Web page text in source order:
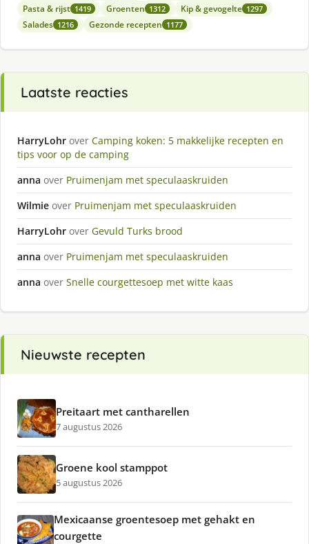
Pasta & rijst 1419 Groenten 1312 Kip & gevogelte 1297
Salades 1216 Gezonde recepten 1177
Laatste reacties
HarryLohr over Camping koken: 5 makkelijke recepten en
tips voor op de camping
anna over Pruimenjam met speculaaskruiden
Wilmie over Pruimenjam met speculaaskruiden
HarryLohr over Gevuld Turks brood
anna over Pruimenjam met speculaaskruiden
anna over Snelle courgettesoep met witte kaas
Nieuwste recepten
Preitaart met cantharellen
7 augustus 2026
Groene kool stamppot
5 augustus 2026
Mexicaanse groentesoep met gehakt en
courgette